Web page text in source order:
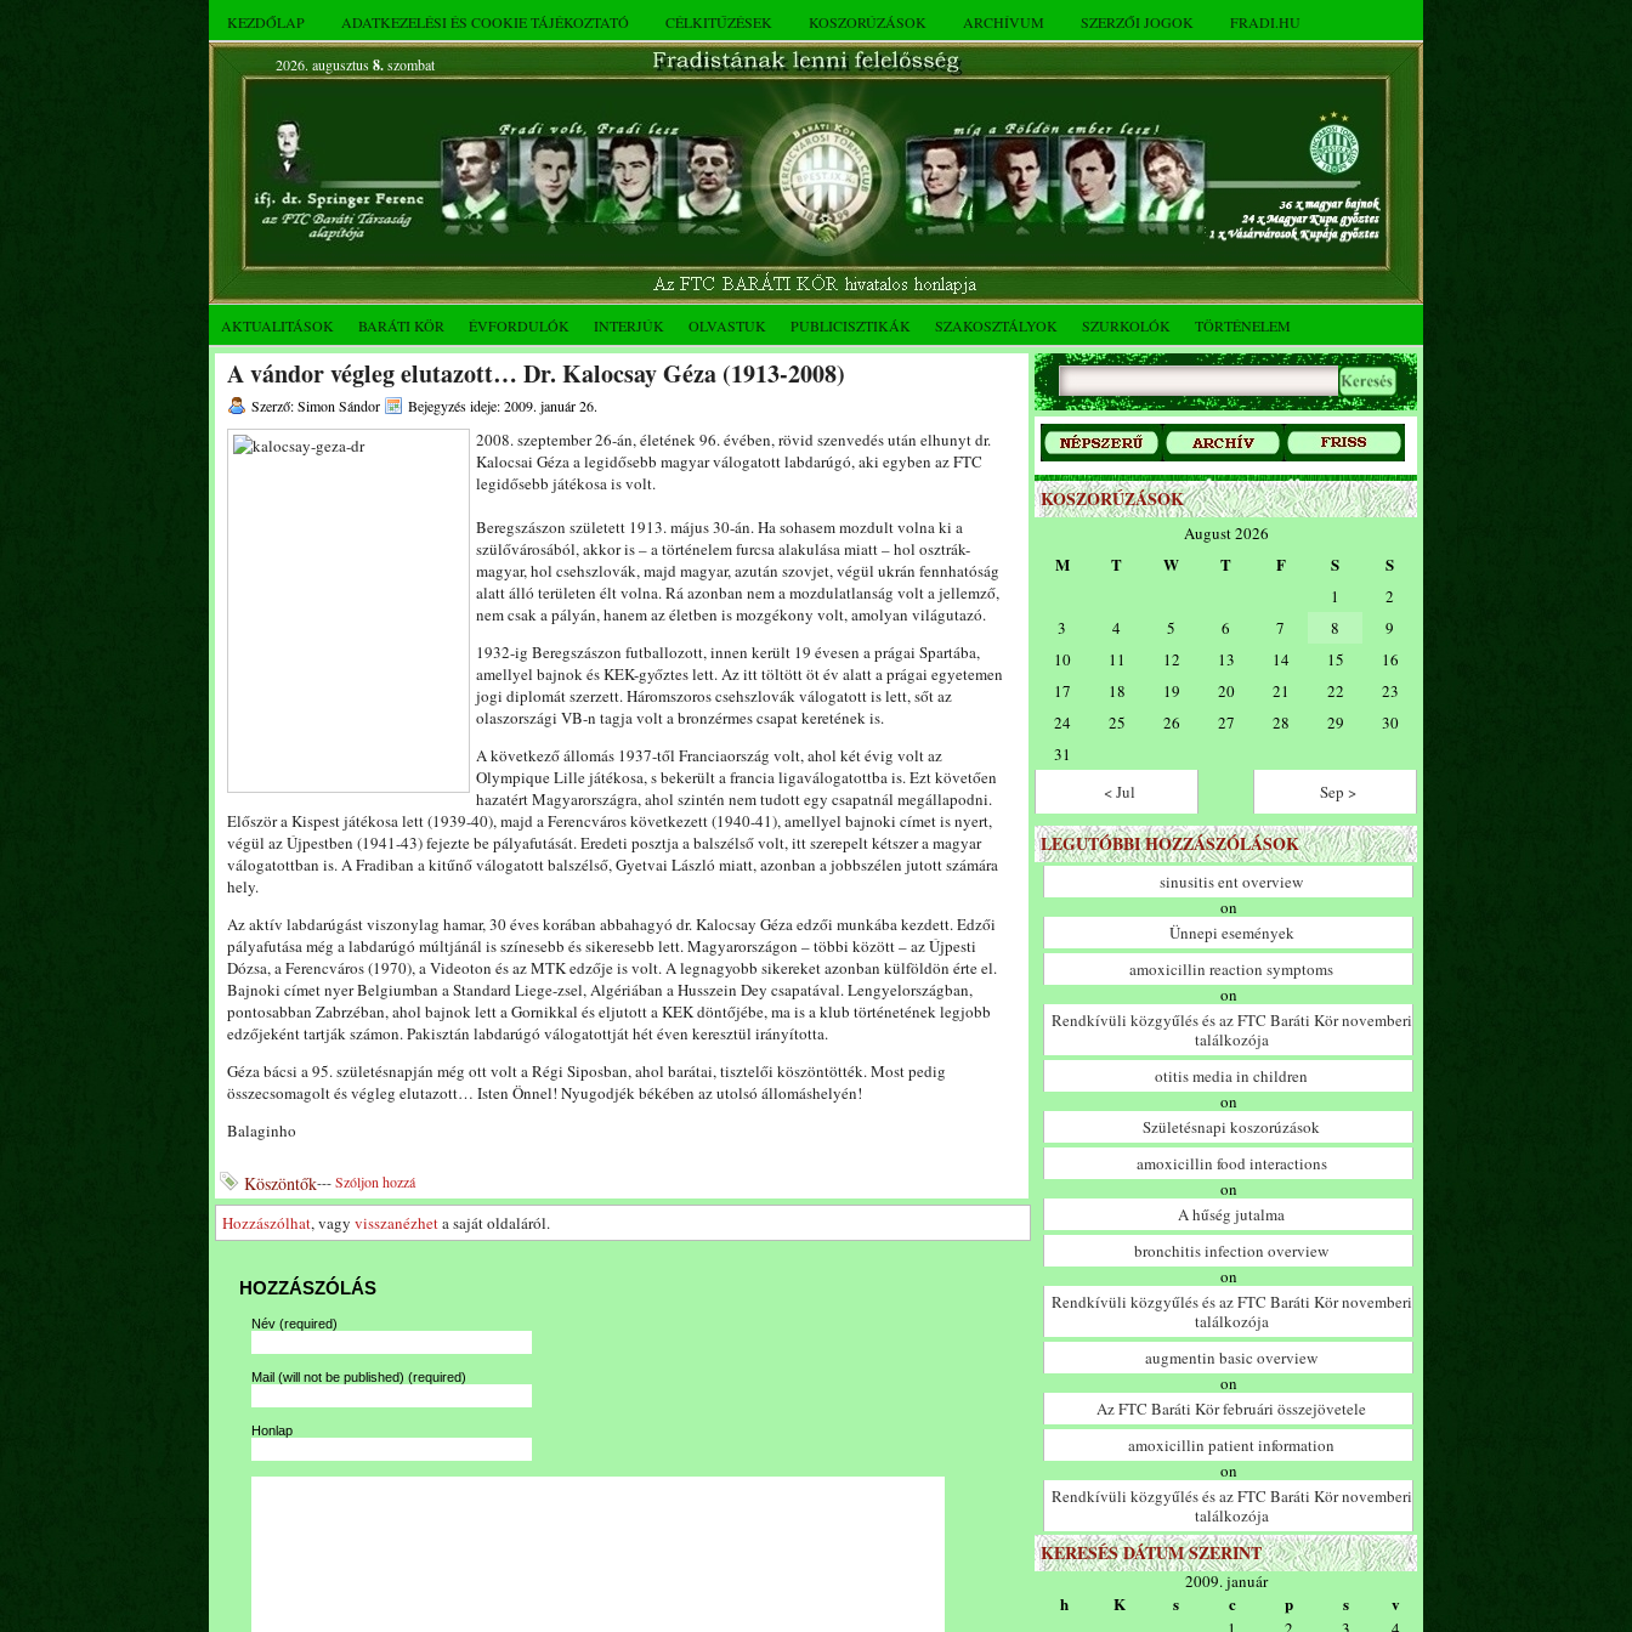
KEZDŐLAP ADATKEZELÉSI ÉS COOKIE TÁJÉKOZTATÓ CÉLKITŰZÉSEK KOSZORÚZÁSOK ARCHÍVUM SZERZŐI JOGOK FRADI.HU
2026. augusztus 8.szombat
AKTUALITÁSOK BARÁTI KÖR ÉVFORDULÓK INTERJÚK OLVASTUK PUBLICISZTIKÁK SZAKOSZTÁLYOK SZURKOLÓK TÖRTÉNELEM
A vándor végleg elutazott… Dr. Kalocsay Géza (1913-2008)
Szerző: Simon Sándor Bejegyzés ideje: 2009. január 26.
2008. szeptember 26-án, életének 96. évében, rövid szenvedés után elhunyt dr.
Kalocsai Géza a legidősebb magyar válogatott labdarúgó, aki egyben az FTC
legidősebb játékosa is volt.
Beregszászon született 1913. május 30-án. Ha sohasem mozdult volna ki a
szülővárosából, akkor is – a történelem furcsa alakulása miatt – hol osztrák-
magyar, hol csehszlovák, majd magyar, azután szovjet, végül ukrán fennhatóság
alatt álló területen élt volna. Rá azonban nem a mozdulatlanság volt a jellemző,
nem csak a pályán, hanem az életben is mozgékony volt, amolyan világutazó.
1932-ig Beregszászon futballozott, innen került 19 évesen a prágai Spartába,
amellyel bajnok és KEK-győztes lett. Az itt töltött öt év alatt a prágai egyetemen
jogi diplomát szerzett. Háromszoros csehszlovák válogatott is lett, sőt az
olaszországi VB-n tagja volt a bronzérmes csapat keretének is.
A következő állomás 1937-től Franciaország volt, ahol két évig volt az
Olympique Lille játékosa, s bekerült a francia ligaválogatottba is. Ezt követően
hazatért Magyarországra, ahol szintén nem tudott egy csapatnál megállapodni.
Először a Kispest játékosa lett (1939-40), majd a Ferencváros következett (1940-41), amellyel bajnoki címet is nyert,
végül az Újpestben (1941-43) fejezte be pályafutását. Eredeti posztja a balszélső volt, itt szerepelt kétszer a magyar
válogatottban is. A Fradiban a kitűnő válogatott balszélső, Gyetvai László miatt, azonban a jobbszélen jutott számára
hely.
Az aktív labdarúgást viszonylag hamar, 30 éves korában abbahagyó dr. Kalocsay Géza edzői munkába kezdett. Edzői
pályafutása még a labdarúgó múltjánál is színesebb és sikeresebb lett. Magyarországon – többi között – az Újpesti
Dózsa, a Ferencváros (1970), a Videoton és az MTK edzője is volt. A legnagyobb sikereket azonban külföldön érte el.
Bajnoki címet nyer Belgiumban a Standard Liege-zsel, Algériában a Husszein Dey csapatával. Lengyelországban,
pontosabban Zabrzéban, ahol bajnok lett a Gornikkal és eljutott a KEK döntőjébe, ma is a klub történetének legjobb
edzőjeként tartják számon. Pakisztán labdarúgó válogatottját hét éven keresztül irányította.
Géza bácsi a 95. születésnapján még ott volt a Régi Siposban, ahol barátai, tisztelői köszöntötték. Most pedig
összecsomagolt és végleg elutazott… Isten Önnel! Nyugodjék békében az utolsó állomáshelyén!
Balaginho
Köszöntők---Szóljon hozzá
Hozzászólhat, vagy visszanézheta saját oldaláról.
HOZZÁSZÓLÁS
Név (required)
Mail (will not be published) (required)
Honlap
KOSZORÚZÁSOK
August 2026
M T W T F S S
1
2
3
4 5 6 7 8
9
10
11 12 13 14 15
16
17
18 19 20 21 22
23
24
25 26 27 28 29
30
31
< Jul
Sep >
LEGUTÓBBI HOZZÁSZÓLÁSOK
sinusitis ent overview
on
Ünnepi események
amoxicillin reaction symptoms
on
Rendkívüli közgyűlés és az FTC Baráti Kör novemberi
találkozója
otitis media in children
on
Születésnapi koszorúzások
amoxicillin food interactions
on
A hűség jutalma
bronchitis infection overview
on
Rendkívüli közgyűlés és az FTC Baráti Kör novemberi
találkozója
augmentin basic overview
on
Az FTC Baráti Kör februári összejövetele
amoxicillin patient information
on
Rendkívüli közgyűlés és az FTC Baráti Kör novemberi
találkozója
KERESÉS DÁTUM SZERINT
2009. január
h K s c p s v